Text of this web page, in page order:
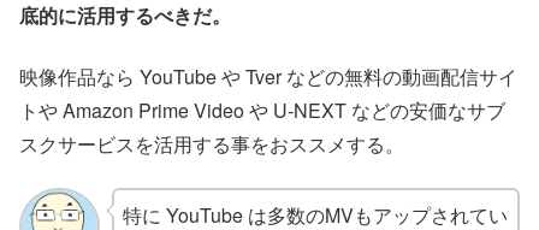
底的に活用するべきだ。
映像作品なら YouTube や Tver などの無料の動画配信サイ
トや Amazon Prime Video や U-NEXT などの安価なサブ
スクサービスを活用する事をおススメする。
特に YouTube は多数のMVもアップされてい